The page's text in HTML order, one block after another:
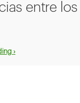
entre